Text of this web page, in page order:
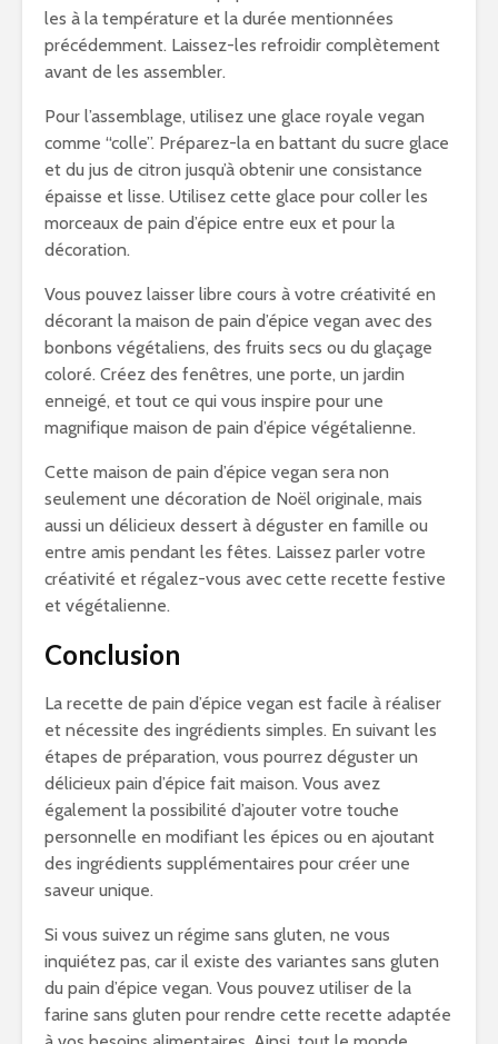
les à la température et la durée mentionnées
précédemment. Laissez-les refroidir complètement
avant de les assembler.
Pour l’assemblage, utilisez une glace royale vegan
comme “colle”. Préparez-la en battant du sucre glace
et du jus de citron jusqu’à obtenir une consistance
épaisse et lisse. Utilisez cette glace pour coller les
morceaux de pain d’épice entre eux et pour la
décoration.
Vous pouvez laisser libre cours à votre créativité en
décorant la maison de pain d’épice vegan avec des
bonbons végétaliens, des fruits secs ou du glaçage
coloré. Créez des fenêtres, une porte, un jardin
enneigé, et tout ce qui vous inspire pour une
magnifique maison de pain d’épice végétalienne.
Cette maison de pain d’épice vegan sera non
seulement une décoration de Noël originale, mais
aussi un délicieux dessert à déguster en famille ou
entre amis pendant les fêtes. Laissez parler votre
créativité et régalez-vous avec cette recette festive
et végétalienne.
Conclusion
La recette de pain d’épice vegan est facile à réaliser
et nécessite des ingrédients simples. En suivant les
étapes de préparation, vous pourrez déguster un
délicieux pain d’épice fait maison. Vous avez
également la possibilité d’ajouter votre touche
personnelle en modifiant les épices ou en ajoutant
des ingrédients supplémentaires pour créer une
saveur unique.
Si vous suivez un régime sans gluten, ne vous
inquiétez pas, car il existe des variantes sans gluten
du pain d’épice vegan. Vous pouvez utiliser de la
farine sans gluten pour rendre cette recette adaptée